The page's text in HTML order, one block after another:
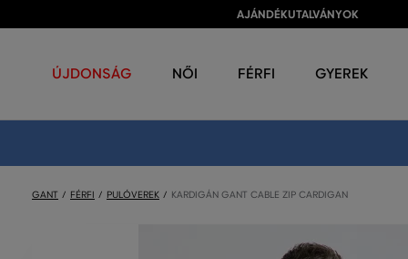
AJÁNDÉKUTALVÁNYOK
ÚJDONSÁG NŐI FÉRFI GYEREK
GANT FÉRFI PULÓVEREK KARDIGÁN GANT CABLE ZIP CARDIGAN